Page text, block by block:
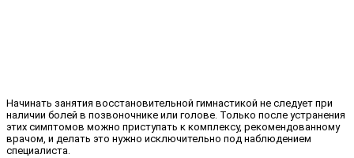
Начинать занятия восстановительной гимнастикой не следует при
наличии болей в позвоночнике или голове. Только после устранения
этих симптомов можно приступать к комплексу, рекомендованному
врачом, и делать это нужно исключительно под наблюдением
специалиста.